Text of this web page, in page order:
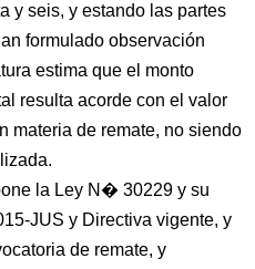
y seis, y estando las partes
formulado observación
estima que el monto
resulta acorde con el valor
materia de remate, no siendo
la Ley N� 30229 y su
JUS y Directiva vigente, y
de remate, y